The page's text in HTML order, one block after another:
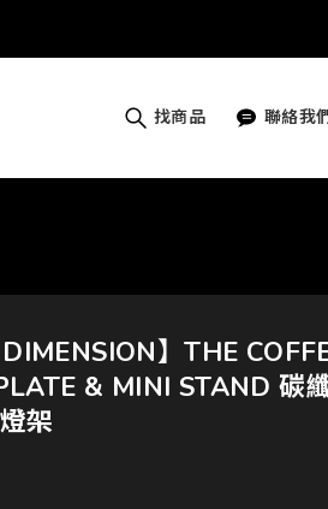
找商品 聯絡我
】THE
& MINI STAND 碳
架